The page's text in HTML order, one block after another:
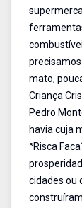
mato,
Criança
Pedro
havia cuja
³Risca
cidades ou